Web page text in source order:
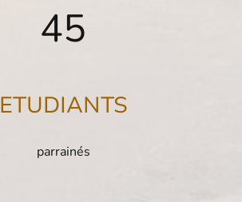
45
ETUDIANTS
parrainés